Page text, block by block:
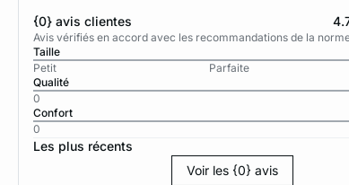
{0} avis clientes
Avis vérifiés en accord avec les recommandations de la
Taille
Petit
Parfaite
Qualité
0
Confort
0
Les plus récents
Voir les {0} avis